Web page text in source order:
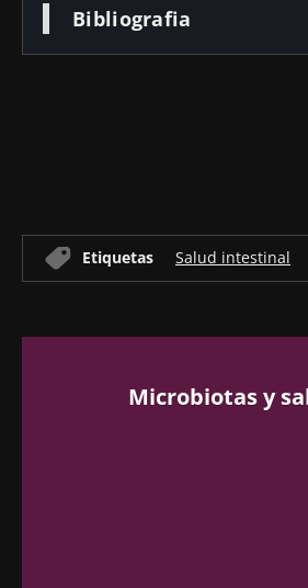
Bibliografia
Etiquetas Salud intestinal
Microbiotas y